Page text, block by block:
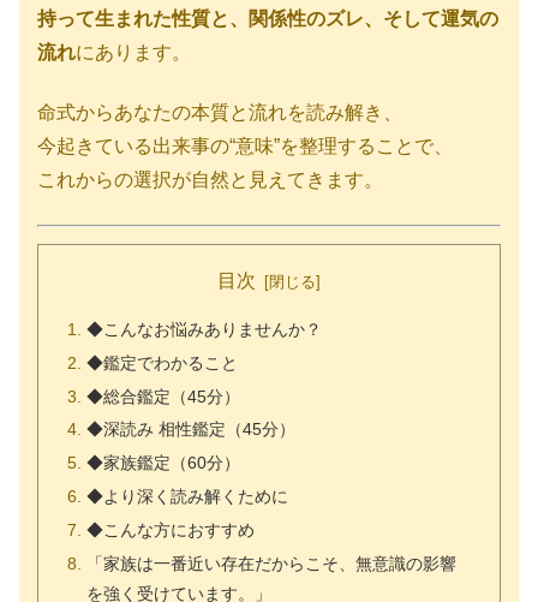
持って生まれた性質と、関係性のズレ、そして運気の
流れにあります。
命式からあなたの本質と流れを読み解き、
今起きている出来事の“意味”を整理することで、
これからの選択が自然と見えてきます。
目次
◆こんなお悩みありませんか？
◆鑑定でわかること
◆総合鑑定（45分）
◆深読み 相性鑑定（45分）
◆家族鑑定（60分）
◆より深く読み解くために
◆こんな方におすすめ
「家族は一番近い存在だからこそ、無意識の影響
を強く受けています。」